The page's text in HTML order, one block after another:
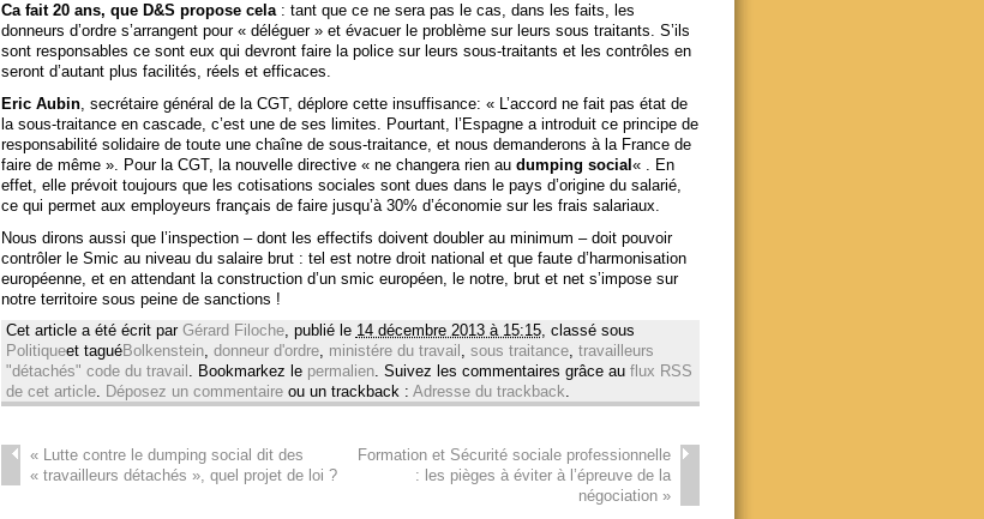
Ca fait 20 ans, que D&S propose cela : tant que ce ne sera pas le cas, dans les faits, les
donneurs d’ordre s’arrangent pour « déléguer » et évacuer le problème sur leurs sous traitants. S’ils
sont responsables ce sont eux qui devront faire la police sur leurs sous-traitants et les contrôles en
seront d’autant plus facilités, réels et efficaces.
Eric Aubin, secrétaire général de la CGT, déplore cette insuffisance: « L’accord ne fait pas état de
la sous-traitance en cascade, c’est une de ses limites. Pourtant, l’Espagne a introduit ce principe de
responsabilité solidaire de toute une chaîne de sous-traitance, et nous demanderons à la France de
faire de même ». Pour la CGT, la nouvelle directive « ne changera rien au dumping social « . En
effet, elle prévoit toujours que les cotisations sociales sont dues dans le pays d’origine du salarié,
ce qui permet aux employeurs français de faire jusqu’à 30% d’économie sur les frais salariaux.
Nous dirons aussi que l’inspection – dont les effectifs doivent doubler au minimum – doit pouvoir
contrôler le Smic au niveau du salaire brut : tel est notre droit national et que faute d’harmonisation
européenne, et en attendant la construction d’un smic européen, le notre, brut et net s’impose sur
notre territoire sous peine de sanctions !
Cet article a été écrit par Gérard Filoche, publié le 14 décembre 2013 à 15:15, classé sous
Politiqueet taguéBolkenstein, donneur d'ordre, ministére du travail , sous traitance, travailleurs
"détachés" code du travail . Bookmarkez le permalien. Suivez les commentaires grâce au flux RSS
de cet article. Déposez un commentaireou un trackback : Adresse du trackback.
«Lutte contre le dumping social dit des
« travailleurs détachés », quel projet de loi ?
Formation et Sécurité sociale professionnelle
: les pièges à éviter à l’épreuve de la
négociation»